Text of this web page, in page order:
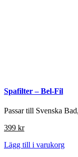
Spafilter – Bel-Fil
Passar till Svenska
399 kr
Lägg till i varukorg